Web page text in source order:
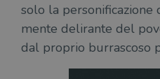
solo la personificazione
mente delirante del
dal proprio burrascoso